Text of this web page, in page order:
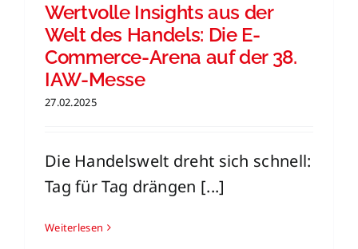
Wertvolle Insights aus der
Welt des Handels: Die E-
Commerce-Arena auf der 38.
IAW-Messe
27.02.2025
Die Handelswelt dreht sich schnell:
Tag für Tag drängen [...]
Weiterlesen